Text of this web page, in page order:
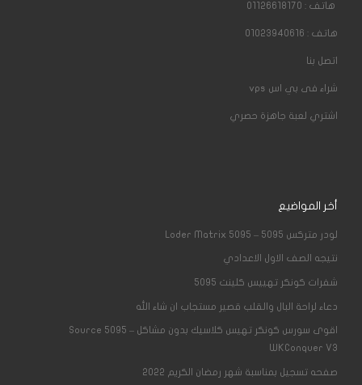
هاتف : 01126618170
هاتف : 01023940616
اتصل بنا
شراء فى بي اس vps
اشتري لعبة جاهزة حصري
أخر المواضيع
لودر متركس 5095 – Loder Matrix 5095
نتيجه الصف الاول الاعدادي
شفرات كونكر تهييس كلينت 5095
دعاء لراحة البال والقلب قصير مستجاب ان شاء الله
اقوى سورس كونكر تهيس كلاسيك بدون مشاكل – Source 5095
WKConquer V3
صفحه تسجيل بمناسبة شهر رمضان الكريم 2022